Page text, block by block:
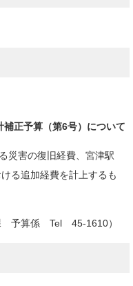
正予算（第6号）について
災害の復旧経費、宮津駅
る追加経費を計上するも
予算係 Tel 45-1610）